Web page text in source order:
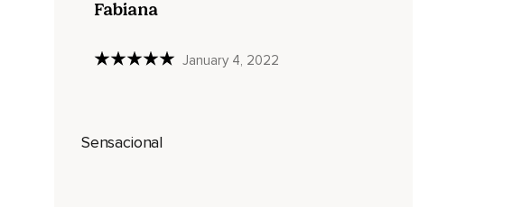
Fabiana
January 4, 2022
Sensacional